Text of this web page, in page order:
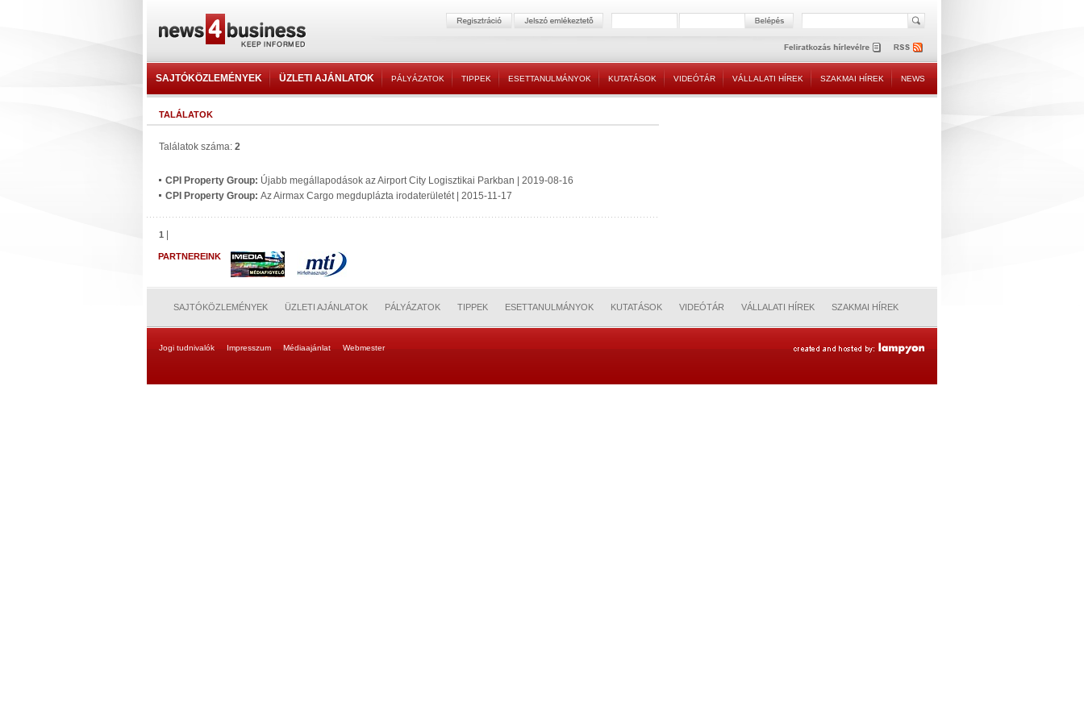
SAJTÓKÖZLEMÉNYEK ÜZLETI AJÁNLATOK PÁLYÁZATOK TIPPEK ESETTANULMÁNYOK KUTATÁSOK VIDEÓTÁR VÁLLALATI HÍREK SZAKMAI HÍREK NEWS
TALÁLATOK
Találatok száma: 2
CPI Property Group: Újabb megállapodások az Airport City Logisztikai Parkban | 2019-08-16
CPI Property Group: Az Airmax Cargo megduplázta irodaterületét | 2015-11-17
1
PARTNEREINK
SAJTÓKÖZLEMÉNYEK ÜZLETI AJÁNLATOK PÁLYÁZATOK TIPPEK ESETTANULMÁNYOK KUTATÁSOK VIDEÓTÁR VÁLLALATI HÍREK SZAKMAI HÍREK
Jogi tudnivalók Impresszum Médiaajánlat Webmester